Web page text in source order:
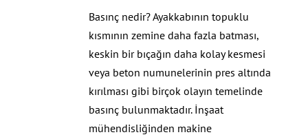
Basınç nedir? Ayakkabının topuklu
kısmının zemine daha fazla batması,
keskin bir bıçağın daha kolay kesmesi
veya beton numunelerinin pres altında
kırılması gibi birçok olayın temelinde
basınç bulunmaktadır. İnşaat
mühendisliğinden makine